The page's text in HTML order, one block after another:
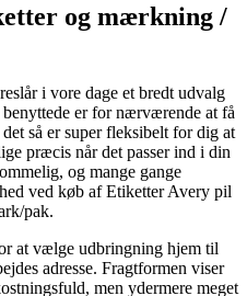
og mærkning /
i vore dage et bredt udvalg
er for nærværende at få
så er super fleksibelt for dig at
præcis når det passer ind i din
og mange gange
ved køb af Etiketter Avery pil
pak.
at vælge udbringning hjem til
adresse. Fragtformen viser
men ydermere meget